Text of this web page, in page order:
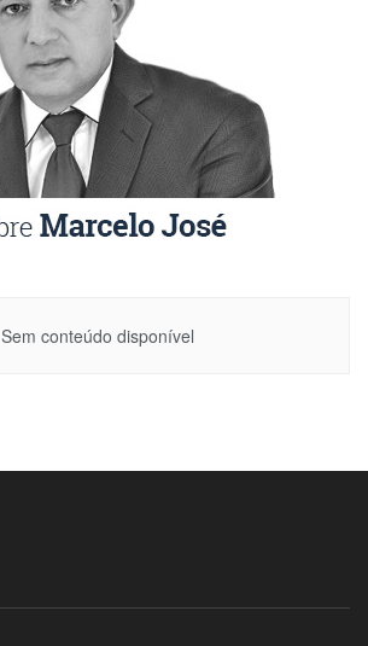
Sem conteúdo disponível